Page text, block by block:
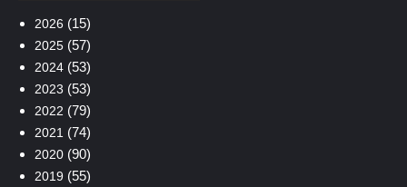
2026 (15)
2025(57)
2024(53)
2023 (53)
2022 (79)
2021 (74)
2020(90)
2019 (55)